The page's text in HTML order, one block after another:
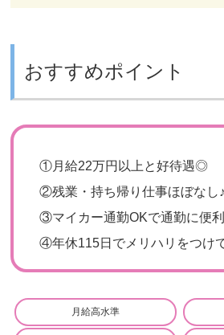
おすすめポイント
①月給22万円以上と好待遇◎
②残業・持ち帰り仕事ほぼなし♪
③マイカー通勤OKで通勤に便
④年休115日でメリハリをつけ
月給高水準